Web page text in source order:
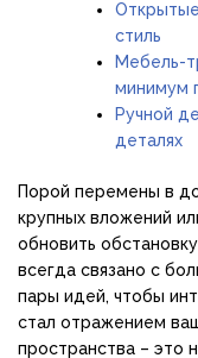
Открытые
стиль
Мебель-
минимум
Ручной
деталях
Порой перемены в
крупных вложений
обновить
всегда связано с
пары идей, чтобы
стал отражением
пространства – это